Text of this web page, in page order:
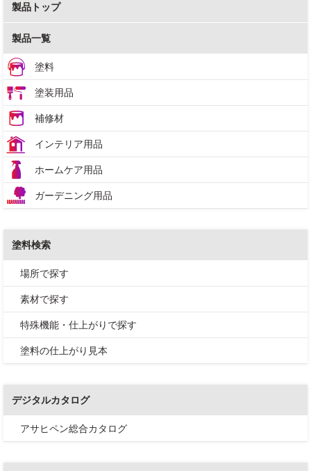
製品トップ
製品一覧
塗料
塗装用品
補修材
インテリア用品
ホームケア用品
ガーデニング用品
塗料検索
場所で探す
素材で探す
特殊機能・仕上がりで探す
塗料の仕上がり見本
デジタルカタログ
アサヒペン総合カタログ